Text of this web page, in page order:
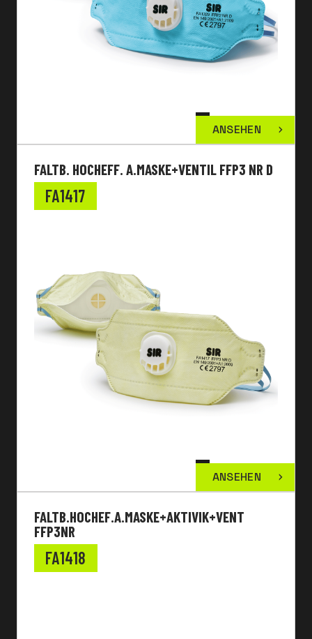
ANSEHEN
FALTB. HOCHEFF. A.MASKE+VENTIL FFP3 NR D
FA1417
ANSEHEN
FALTB.HOCHEF.A.MASKE+AKTIVIK+VENT
FFP3NR
FA1418